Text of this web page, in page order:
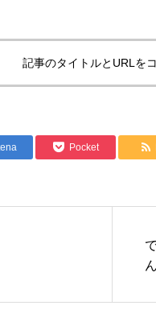
記事のタイトルとURLを
Pocket